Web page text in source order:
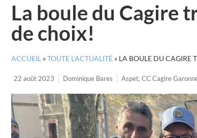
La boule du Cagire
de choix!
ACCUEIL »TOUTE L’ACTUALITÉ » LA BOULE DU CAGIRE
22 août 2023 Dominique Bares Aspet, CC Cagire